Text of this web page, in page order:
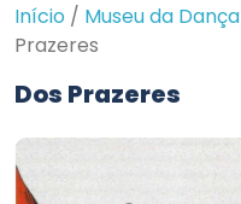
Início / Museu da Dança
Prazeres
Dos Prazeres